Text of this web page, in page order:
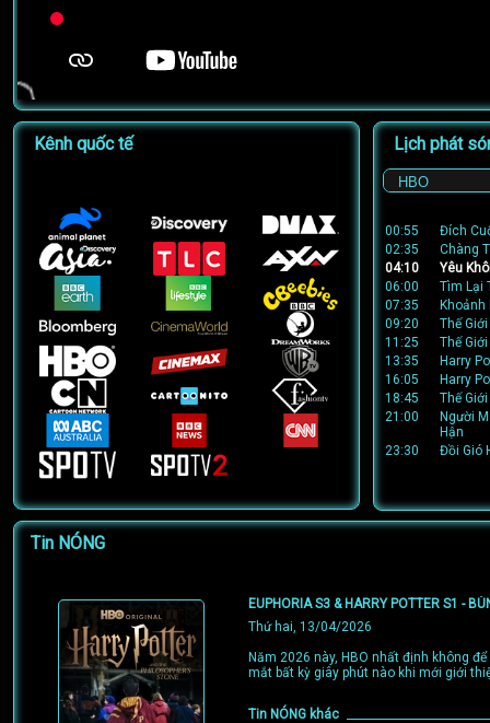
Kênh quốc tế Lịch phát
00:55
Đích
02:35
Chàng
04:10
Yêu
06:00
Tìm Lại
07:35
Khoảnh
09:20
Thế
11:25
Thế
13:35
Harry
16:05
Harry
18:45
Thế
21:00
Người
Hận
23:30
Đồi Gió
Tin NÓNG
EUPHORIA S3 & HARRY POTTER S1 -
Thứ hai, 13/04/2026
Năm 2026 này, HBO nhất định không
mắt bất kỳ giây phút nào khi mới giới
Tin NÓNG khác